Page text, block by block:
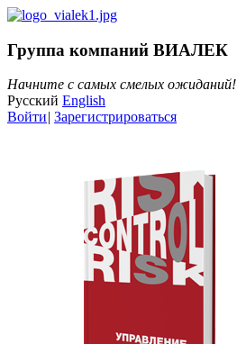
Группа компаний ВИАЛЕК
Начните с самых смелых ожиданий!
Русский English
Войти| Зарегистрироваться